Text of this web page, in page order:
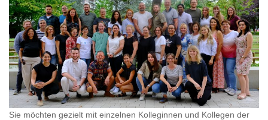
Sie möchten gezielt mit einzelnen Kolleginnen und Kollegen der